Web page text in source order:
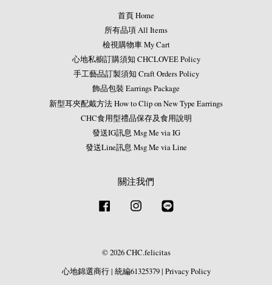
首頁 Home
所有品項 All Items
檢視購物車 My Cart
心地私櫥訂購須知 CHCLOVEE Policy
手工藝品訂製須知 Craft Orders Policy
飾品包裝 Earrings Package
新型耳夾配戴方法 How to Clip on New Type Earrings
CHC食用型禮品保存及食用說明
發送IG訊息 Msg Me via IG
發送Line訊息 Msg Me via Line
關注我們
Facebook Instagram
© 2026 CHC.felicitas
心地錦選商行| 統編61325379| Privacy Policy